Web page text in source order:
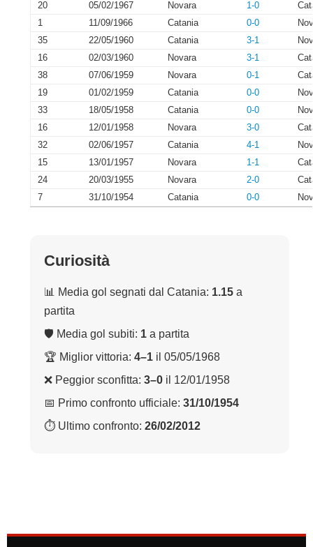
20
05/02/1967 Novara 1-0
1
11/09/1966 Catania 0-0
35
22/05/1960 Catania 3-1
16
02/03/1960 Novara 3-1
38
07/06/1959 Novara 0-1
19
01/02/1959 Catania 0-0
33
18/05/1958 Catania 0-0
16
12/01/1958 Novara 3-0
32
02/06/1957 Catania 4-1
15
13/01/1957 Novara 1-1
24
20/03/1955 Novara 2-0
7
31/10/1954 Catania 0-0
Curiosità
📊 Media gol segnati dal Catania: 1.15 a
partita
🛡 Media gol subiti: 1 a partita
🏆 Miglior vittoria: 4–1 il 05/05/1968
❌ Peggior sconfitta: 3–0 il 12/01/1958
📅 Primo confronto ufficiale: 31/10/1954
⏱ Ultimo confronto: 26/02/2012